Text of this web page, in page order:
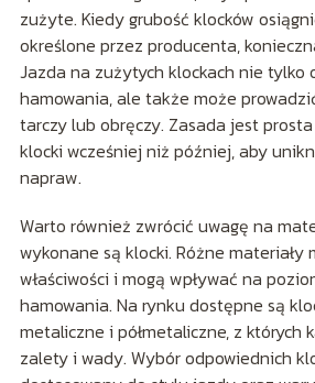
zużyte. Kiedy grubość klocków
określone przez producenta,
Jazda na zużytych klockach nie tylko
hamowania, ale także może
tarczy lub obręczy. Zasada jest
klocki wcześniej niż później, aby
napraw.
Warto również zwrócić uwagę na
wykonane są klocki. Różne materiały
właściwości i mogą wpływać na
hamowania. Na rynku dostępne są
metaliczne i półmetaliczne, z których
zalety i wady. Wybór odpowiednich